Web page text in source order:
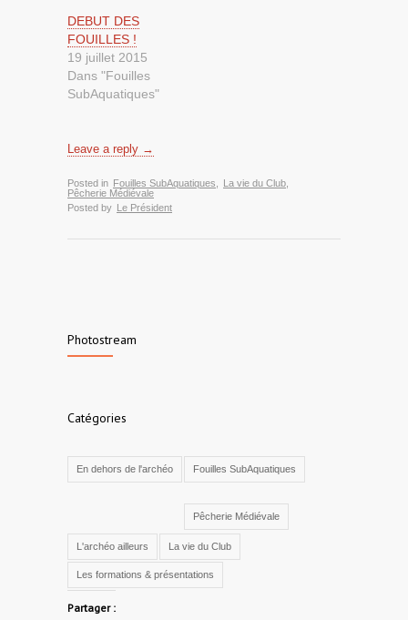
DEBUT DES
FOUILLES !
19 juillet 2015
Dans "Fouilles
SubAquatiques"
Leave a reply →
Posted in Fouilles SubAquatiques La vie du Club
Pêcherie Médiévale
Posted by Le Président
Photostream
Catégories
En dehors de l'archéo Fouilles SubAquatiques
Pêcherie Médiévale
L'archéo ailleurs La vie du Club
Les formations & présentations
Partager :